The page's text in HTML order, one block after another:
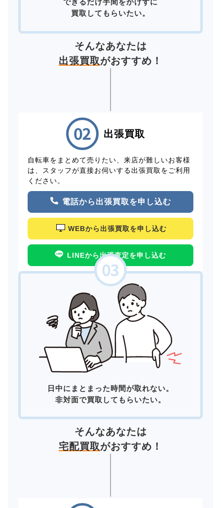
できるだけ手間をかけずに
買取してもらいたい。
そんなあなたは
出張買取がおすすめ！
出張買取
自転車をまとめて売りたい、来店が難しいお客様
は、スタッフが直接お伺いする出張買取をご利用
ください。
電話から出張買取を申し込む
WEBから出張買取を申し込む
LINEから出張査定を申し込む
日中にまとまった時間が取れない。
非対面で買取してもらいたい。
そんなあなたは
宅配買取がおすすめ！